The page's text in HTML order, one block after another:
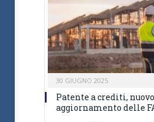
30 GIUGNO 2025
Patente a crediti, nuovo
aggiornamento delle